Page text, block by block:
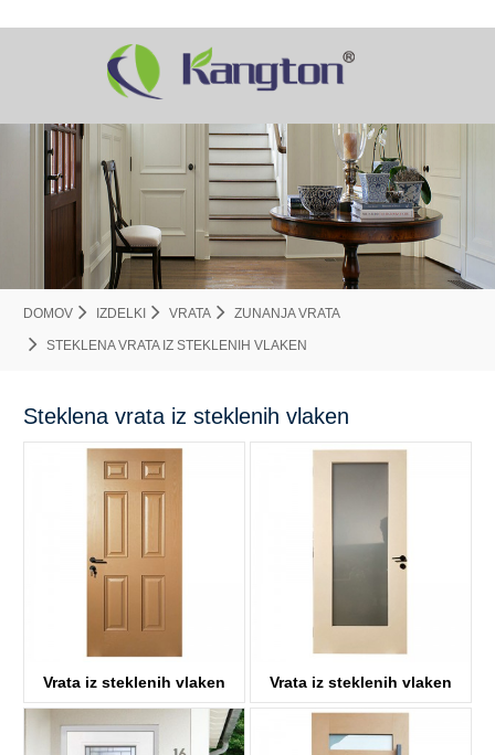
DOMOV IZDELKI VRATA ZUNANJA VRATA
STEKLENA VRATA IZ STEKLENIH VLAKEN
Steklena vrata iz steklenih vlaken
Vrata iz steklenih vlaken
KDF06
Vrata iz steklenih vlaken